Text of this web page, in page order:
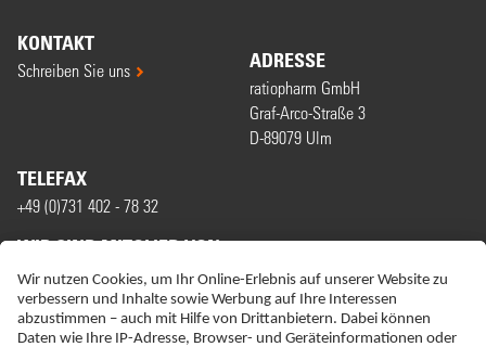
KONTAKT
Schreiben Sie uns ADRESSE
ratiopharm GmbH
Graf-Arco-Straße 3
D-89079 Ulm
TELEFAX
+49 (0)731 402 - 78 32
WIR SIND MITGLIED VON